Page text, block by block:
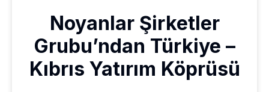
Noyanlar Şirketler
Grubu’ndan Türkiye –
Kıbrıs Yatırım Köprüsü